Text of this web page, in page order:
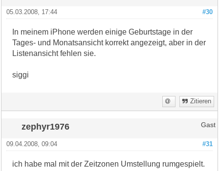
#30
05.03.2008, 17:44
In meinem iPhone werden einige Geburtstage in der
Tages- und Monatsansicht korrekt angezeigt, aber in der
Listenansicht fehlen sie.
siggi
Zitieren
zephyr1976 Gast
#31
09.04.2008, 09:04
ich habe mal mit der Zeitzonen Umstellung rumgespielt.